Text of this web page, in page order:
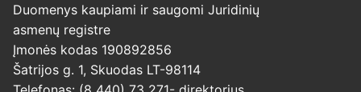
Duomenys kaupiami ir saugomi Juridinių
asmenų registre
Įmonės kodas 190892856
Šatrijos g. 1, Skuodas LT-98114